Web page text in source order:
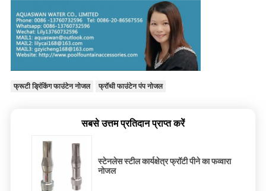
फ्रूटी ड्रिंकिंग फाउंटेन नोजल फ्रॉथी फाउंटेन पंप नोजल
सबसे उत्तम प्रतिदान प्राप्त करें
स्टेनलेस स्टील कार्यक्षेत्र फ्रॉटी पीने का फव्वारा
नोजल